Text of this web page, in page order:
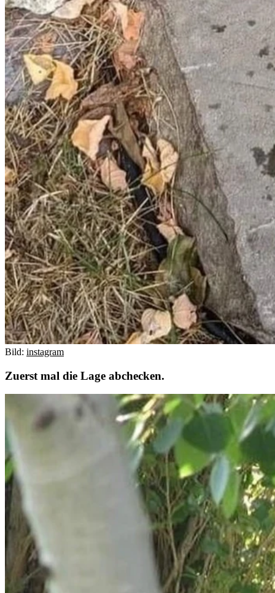
Bild: instagram
Zuerst mal die Lage abchecken.